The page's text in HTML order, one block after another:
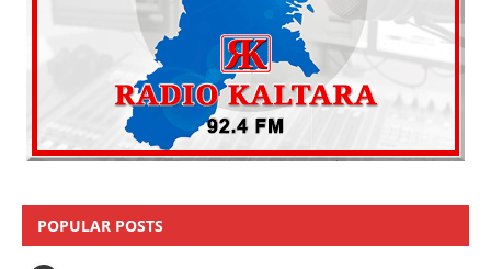
POPULAR POSTS